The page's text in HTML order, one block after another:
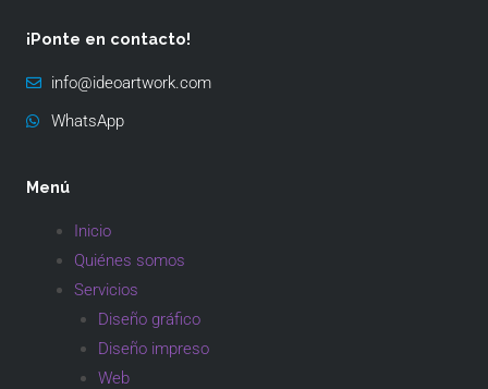
¡Ponte en contacto!
info@ideoartwork.com
WhatsApp
Menú
Inicio
Quiénes somos
Servicios
Diseño gráfico
Diseño impreso
Web